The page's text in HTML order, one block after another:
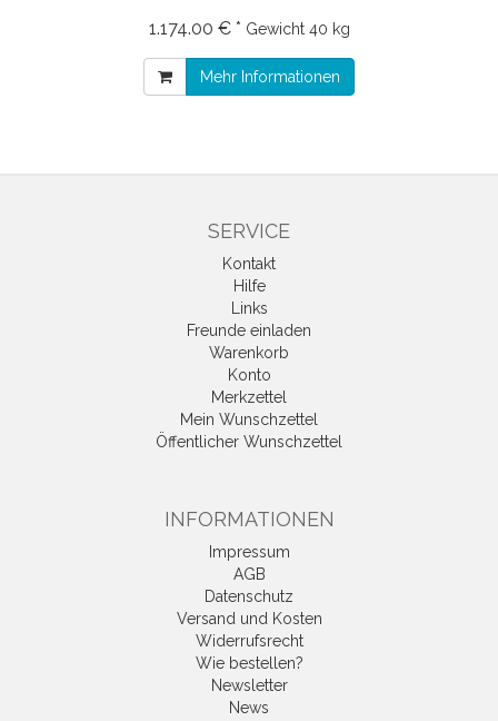
1.174.00 € * Gewicht 40 kg
Mehr Informationen
SERVICE
Kontakt
Hilfe
Links
Freunde einladen
Warenkorb
Konto
Merkzettel
Mein Wunschzettel
Öffentlicher Wunschzettel
INFORMATIONEN
Impressum
AGB
Datenschutz
Versand und Kosten
Widerrufsrecht
Wie bestellen?
Newsletter
News